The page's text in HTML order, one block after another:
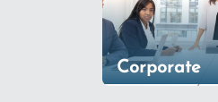
Corporate